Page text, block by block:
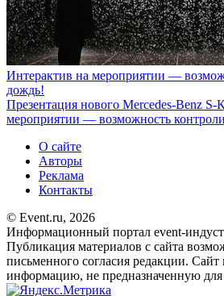
Интерактив на мероприятии —
дождь!
Презентация нового Mercedes-Benz S-
мероприятии — возможность
О сайте
Авторы
Реклама
Контакты
© Event.ru, 2026
Информационный портал event-
Публикация материалов с сайта
письменного согласия редакции.
информацию, не предназначенную